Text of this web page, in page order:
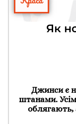
Як
Джинси є
штанами.
облягають,